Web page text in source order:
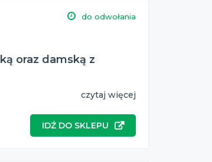
do odwołania
oraz damską z
czytaj więcej
IDŹ DO SKLEPU